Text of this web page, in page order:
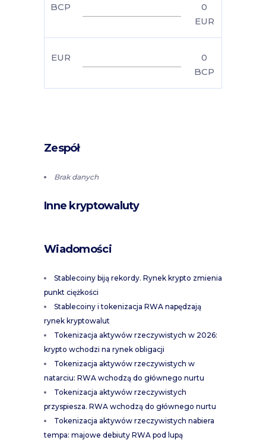
BCP
0
EUR
EUR
0
BCP
Zespół
Brak danych
Inne kryptowaluty
Wiadomości
Stablecoiny biją rekordy. Rynek krypto zmienia
punkt ciężkości
Stablecoiny i tokenizacja RWA napędzają
rynek kryptowalut
Tokenizacja aktywów rzeczywistych w 2026:
krypto wchodzi na rynek obligacji
Tokenizacja aktywów rzeczywistych w
natarciu: RWA wchodzą do głównego nurtu
Tokenizacja aktywów rzeczywistych
przyspiesza. RWA wchodzą do głównego nurtu
Tokenizacja aktywów rzeczywistych nabiera
tempa: majowe debiuty RWA pod lupą